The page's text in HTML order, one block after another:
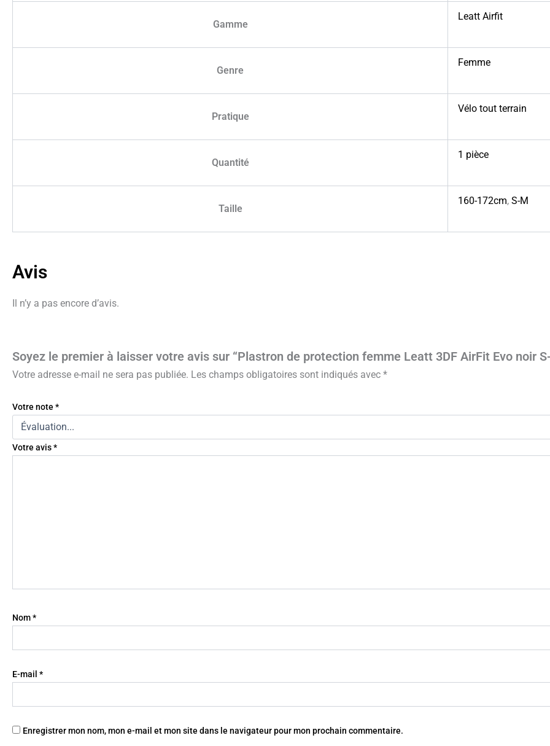
Gamme
Leatt Airfit
Genre
Femme
Pratique
Vélo tout terrain
Quantité
1 pièce
Taille
160-172cm, S-M
Avis
Il n’y a pas encore d’avis.
Soyez le premier à laisser votre avis sur “Plastron de protection femme Leatt 3DF AirFit Evo noir
Votre adresse e-mail ne sera pas publiée. Les champs obligatoires sont indiqués avec *
Votre note *
Votre avis*
Nom*
E-mail *
Enregistrer mon nom, mon e-mail et mon site dans le navigateur pour mon prochain commentaire.